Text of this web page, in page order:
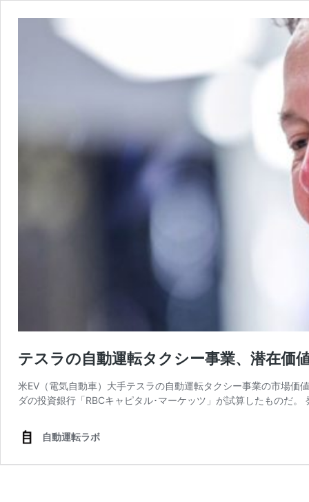
テスラの自動運転タクシー事業、潜在価
米EV（電気自動車）大手テスラの自動運転タクシー事業の市場
ダの投資銀行「RBCキャピタル･マーケッツ」が試算したものだ
自動運転ラボ